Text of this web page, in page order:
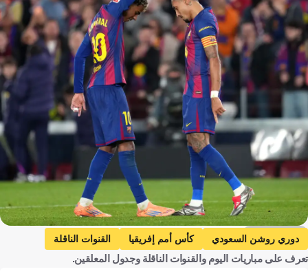
دوري روشن السعودي كأس أمم إفريقيا
القنوات الناقلة
دوري الدرجة الثانية السعودي
نيوم
الاتحاد
تعرف على مباريات اليوم والقنوات الناقلة وجدول المعلقين.